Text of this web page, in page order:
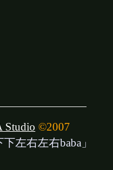
Studio ©2007
左右左右baba」